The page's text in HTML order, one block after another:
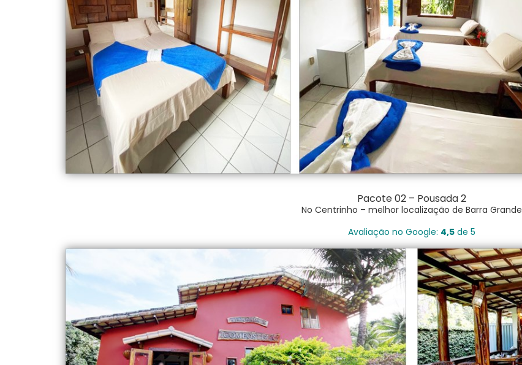
Pacote 02 – Pousada 2
No Centrinho – melhor localização de Barra Grande
Avaliação no Google: 4,5 de 5